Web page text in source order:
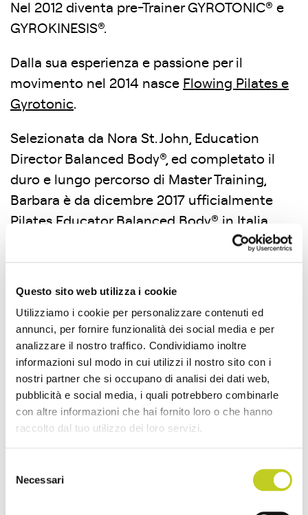
Questo sito web utilizza i cookie
Utilizziamo i cookie per personalizzare contenuti ed
annunci, per fornire funzionalità dei social media e per
analizzare il nostro traffico. Condividiamo inoltre
informazioni sul modo in cui utilizzi il nostro sito con i
nostri partner che si occupano di analisi dei dati web,
pubblicità e social media, i quali potrebbero combinarle
con altre informazioni che hai fornito loro o che hanno
raccolto dal tuo utilizzo dei loro servizi.
delNecessari
Nel 2012 diventa pre-Trainer GYROTONIC® e
GYROKINESIS®.
Dalla sua esperienza e passione per il
movimento nel 2014 nasce Flowing Pilates e
Gyrotonic.
Selezionata da Nora St. John, Education
Director Balanced Body®, ed completato il
duro e lungo percorso di Master Training,
Barbara è da dicembre 2017 ufficialmente
Pilates Educator Balanced Body® in Italia.
Da Febbraio 2021 è membro della Faculty di